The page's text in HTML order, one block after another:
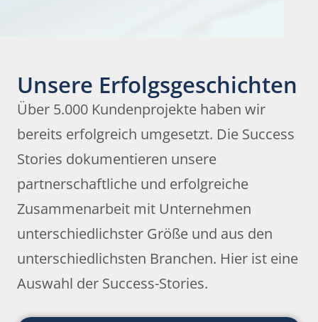
Unsere Erfolgsgeschichten
Über 5.000 Kundenprojekte haben wir
bereits erfolgreich umgesetzt. Die Success
Stories dokumentieren unsere
partnerschaftliche und erfolgreiche
Zusammenarbeit mit Unternehmen
unterschiedlichster Größe und aus den
unterschiedlichsten Branchen. Hier ist eine
Auswahl der Success-Stories.